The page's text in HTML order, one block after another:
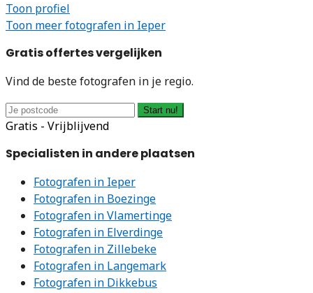
Toon profiel
Toon meer fotografen in Ieper
Gratis offertes vergelijken
Vind de beste fotografen in je regio.
Start nu!
Gratis - Vrijblijvend
Specialisten in andere plaatsen
Fotografen in Ieper
Fotografen in Boezinge
Fotografen in Vlamertinge
Fotografen in Elverdinge
Fotografen in Zillebeke
Fotografen in Langemark
Fotografen in Dikkebus